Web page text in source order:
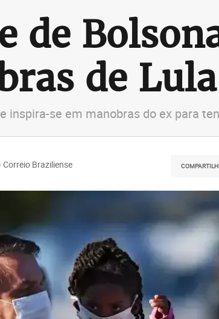
de
de Lula
inspira-se em manobras do ex para
Braziliense